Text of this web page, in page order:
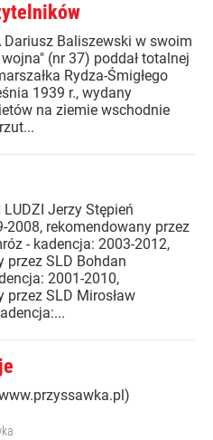
Dariusz Baliszewski w swoim
(nr 37) poddał totalnej
Rydza-Śmigłego
1939 r., wydany
na ziemie wschodnie
LUDZI Jerzy Stępień
2008, rekomendowany przez
- kadencja: 2003-2012,
przez SLD Bohdan
2001-2010,
przez SLD Mirosław